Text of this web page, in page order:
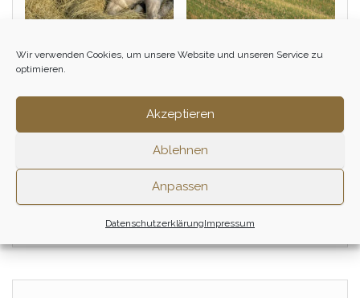
Wir verwenden Cookies, um unsere Website und unseren Service zu
optimieren.
Akzeptieren
Ablehnen
Anpassen
DatenschutzerklärungImpressum
Winterritt – Februar
100,00€
1/2 Tag
Zum Ritt
Einsteiger &
155,00€